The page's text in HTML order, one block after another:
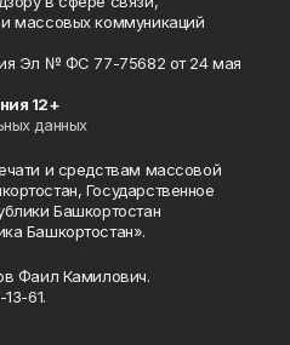
массовых коммуникаций
Эл № ФС 77-75682 от 24 мая
12+
данных
и средствам массовой
Государственное
Башкортостан
Башкортостан».
Фаил Камилович.
61.